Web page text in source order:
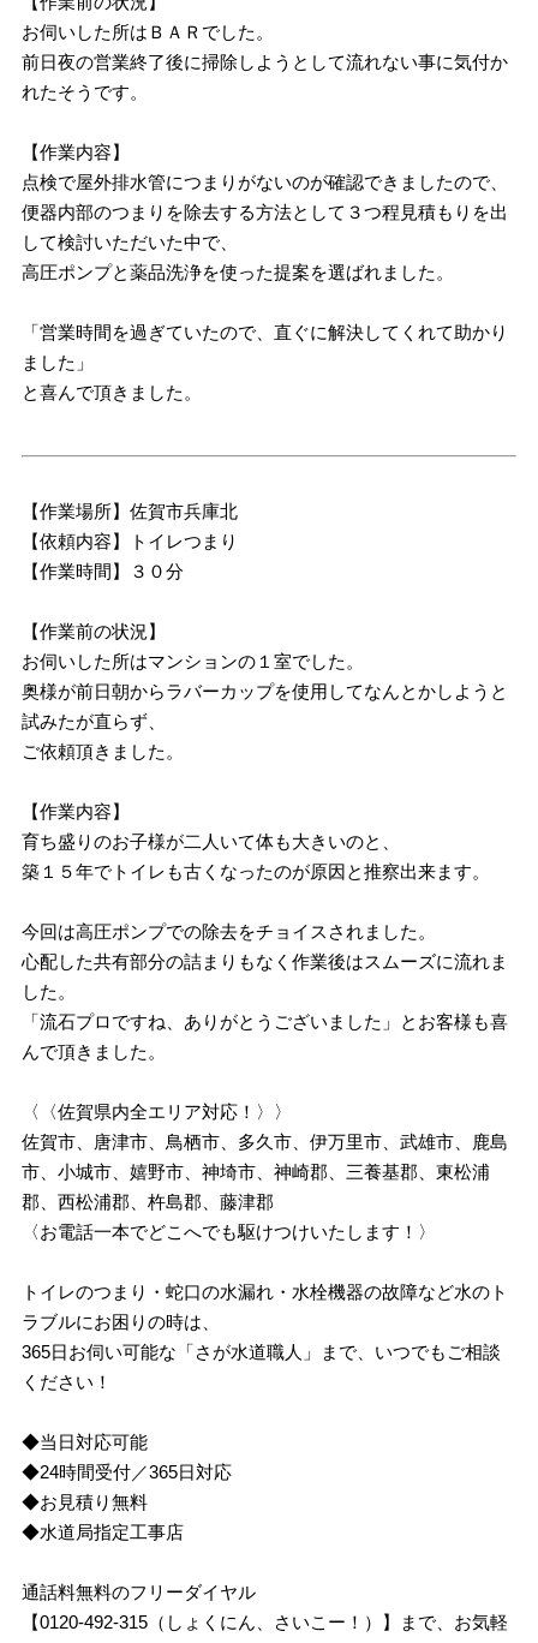
お伺いした所はＢＡＲでした。
前日夜の営業終了後に掃除しようとして流れない事に気付か
れたそうです。
【作業内容】
点検で屋外排水管につまりがないのが確認できましたので、
便器内部のつまりを除去する方法として３つ程見積もりを出
して検討いただいた中で、
高圧ポンプと薬品洗浄を使った提案を選ばれました。
「営業時間を過ぎていたので、直ぐに解決してくれて助かり
ました」
と喜んで頂きました。
【作業場所】佐賀市兵庫北
【依頼内容】トイレつまり
【作業時間】３０分
【作業前の状況】
お伺いした所はマンションの１室でした。
奥様が前日朝からラバーカップを使用してなんとかしようと
試みたが直らず、
ご依頼頂きました。
【作業内容】
育ち盛りのお子様が二人いて体も大きいのと、
築１５年でトイレも古くなったのが原因と推察出来ます。
今回は高圧ポンプでの除去をチョイスされました。
心配した共有部分の詰まりもなく作業後はスムーズに流れま
した。
「流石プロですね、ありがとうございました」とお客様も喜
んで頂きました。
〈〈佐賀県内全エリア対応！〉〉
佐賀市、唐津市、鳥栖市、多久市、伊万里市、武雄市、鹿島
市、小城市、嬉野市、神埼市、神崎郡、三養基郡、東松浦
郡、西松浦郡、杵島郡、藤津郡
〈お電話一本でどこへでも駆けつけいたします！〉
トイレのつまり・蛇口の水漏れ・水栓機器の故障など水のト
ラブルにお困りの時は、
365日お伺い可能な「さが水道職人」まで、いつでもご相談
ください！
◆当日対応可能
◆24時間受付／365日対応
◆お見積り無料
◆水道局指定工事店
通話料無料のフリーダイヤル
【0120-492-315（しょくにん、さいこー！）】まで、お気軽